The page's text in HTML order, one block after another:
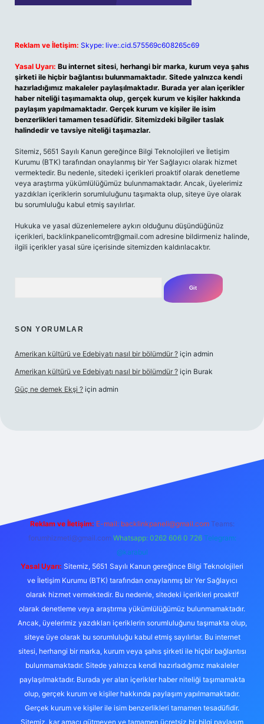
Reklam ve İletişim: Skype: live:.cid.575569c608265c69
Yasal Uyarı: Bu internet sitesi, herhangi bir marka, kurum veya şahıs
şirketi ile hiçbir bağlantısı bulunmamaktadır. Sitede yalnızca kendi
hazırladığımız makaleler paylaşılmaktadır. Burada yer alan içerikler
haber niteliği taşımamakta olup, gerçek kurum ve kişiler hakkında
paylaşım yapılmamaktadır. Gerçek kurum ve kişiler ile isim
benzerlikleri tamamen tesadüfidir. Sitemizdeki bilgiler taslak
halindedir ve tavsiye niteliği taşımazlar.
Sitemiz, 5651 Sayılı Kanun gereğince Bilgi Teknolojileri ve İletişim
Kurumu (BTK) tarafından onaylanmış bir Yer Sağlayıcı olarak hizmet
vermektedir. Bu nedenle, sitedeki içerikleri proaktif olarak denetleme
veya araştırma yükümlülüğümüz bulunmamaktadır. Ancak, üyelerimiz
yazdıkları içeriklerin sorumluluğunu taşımakta olup, siteye üye olarak
bu sorumluluğu kabul etmiş sayılırlar.
Hukuka ve yasal düzenlemelere aykırı olduğunu düşündüğünüz
içerikleri, backlinkpanelicomtr@gmail.com adresine bildirmeniz halinde,
ilgili içerikler yasal süre içerisinde sitemizden kaldırılacaktır.
SON YORUMLAR
Amerikan kültürü ve Edebiyatı nasıl bir bölümdür ? için admin
Amerikan kültürü ve Edebiyatı nasıl bir bölümdür ? için Burak
Güç ne demek Ekşi ? için admin
Reklam ve İletişim: E-mail: backlinkpaneli@gmail.com Teams:
forumhizmeti@gmail.com Whatsapp: 0262 606 0 726 Telegram:
@karabul
Yasal Uyarı: Sitemiz, 5651 Sayılı Kanun gereğince Bilgi Teknolojileri
ve İletişim Kurumu (BTK) tarafından onaylanmış bir Yer Sağlayıcı
olarak hizmet vermektedir. Bu nedenle, sitedeki içerikleri proaktif
olarak denetleme veya araştırma yükümlülüğümüz bulunmamaktadır.
Ancak, üyelerimiz yazdıkları içeriklerin sorumluluğunu taşımakta olup,
siteye üye olarak bu sorumluluğu kabul etmiş sayılırlar. Bu internet
sitesi, herhangi bir marka, kurum veya şahıs şirketi ile hiçbir bağlantısı
bulunmamaktadır. Sitede yalnızca kendi hazırladığımız makaleler
paylaşılmaktadır. Burada yer alan içerikler haber niteliği taşımamakta
olup, gerçek kurum ve kişiler hakkında paylaşım yapılmamaktadır.
Gerçek kurum ve kişiler ile isim benzerlikleri tamamen tesadüfidir.
Sitemiz, kar amacı gütmeyen ve tamamen ücretsiz bir bilgi paylaşım